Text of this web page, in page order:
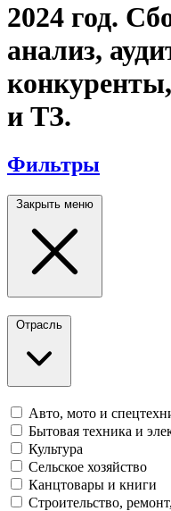
2024 год.
анализ,
и ТЗ.
Фильтры
Закрыть меню
Отрасль
Авто, мото и
Бытовая техника и
Культура
Сельское хозяйство
Канцтовары и книги
Строительство,